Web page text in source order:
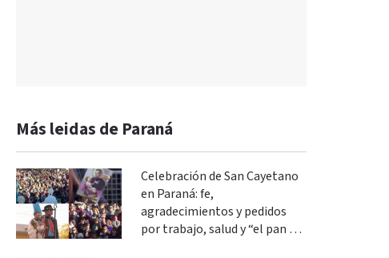
Más leidas de Paraná
Celebración de San Cayetano
en Paraná: fe,
agradecimientos y pedidos
por trabajo, salud y “el pan de